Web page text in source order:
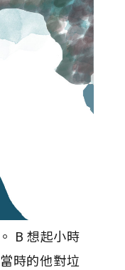
B 想起小時
時的他對垃